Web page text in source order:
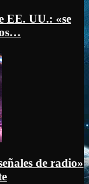
EE. UU.: «se
de radio»